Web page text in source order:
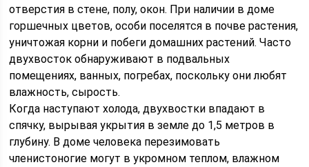
отверстия в стене, полу, окон. При наличии в доме
горшечных цветов, особи поселятся в почве растения,
уничтожая корни и побеги домашних растений. Часто
двухвосток обнаруживают в подвальных
помещениях, ванных, погребах, поскольку они любят
влажность, сырость.
Когда наступают холода, двухвостки впадают в
спячку, вырывая укрытия в земле до 1,5 метров в
глубину. В доме человека перезимовать
членистоногие могут в укромном теплом, влажном